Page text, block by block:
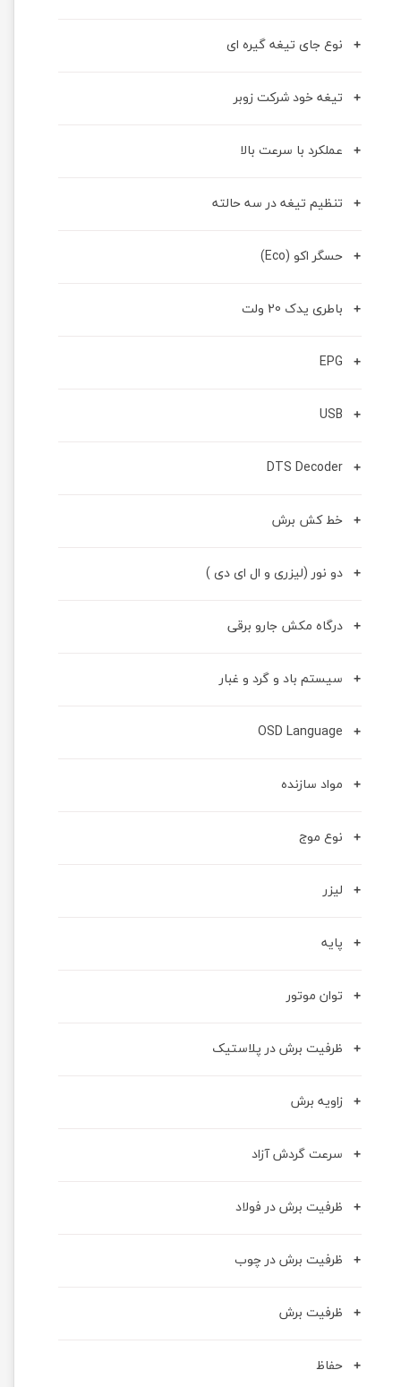
نوع جای تیغه گیره ای
تیغه خود شرکت زوبر
عملکرد با سرعت بالا
تنظیم تیغه در سه حالته
حسگر اکو (Eco)
باطری یدک 20 ولت
EPG
USB
DTS Decoder
خط کش برش
دو نور (لیزری و ال ای دی )
درگاه مکش جارو برقی
سیستم باد و گرد و غبار
OSD Language
مواد سازنده
نوع موج
لیزر
پایه
توان موتور
ظرفیت برش در پلاستیک
زاویه برش
سرعت گردش آزاد
ظرفیت برش در فولاد
ظرفیت برش در چوب
ظرفیت برش
حفاظ